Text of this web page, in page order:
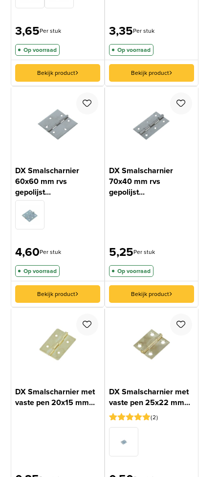
3,65Per stuk
Op voorraad
Bekijk product
3,35Per stuk
Op voorraad
Bekijk product
DX Smalscharnier
60x60 mm rvs
gepolijst...
4,60Per stuk
Op voorraad
Bekijk product
DX Smalscharnier
70x40 mm rvs
gepolijst...
5,25Per stuk
Op voorraad
Bekijk product
DX Smalscharnier met
vaste pen 20x15 mm...
DX Smalscharnier met
vaste pen 25x22 mm...
Gewaardeerd
gebaseerd
2
2